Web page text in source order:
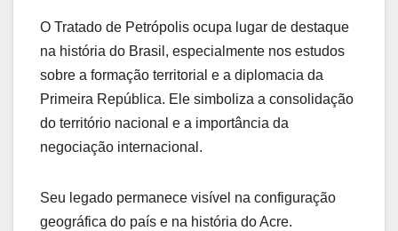
O Tratado de Petrópolis ocupa lugar de destaque
na história do Brasil, especialmente nos estudos
sobre a formação territorial e a diplomacia da
Primeira República. Ele simboliza a consolidação
do território nacional e a importância da
negociação internacional.
Seu legado permanece visível na configuração
geográfica do país e na história do Acre.